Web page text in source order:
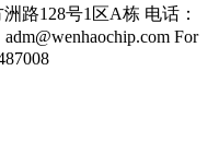
路128号1区A栋 电话：
For